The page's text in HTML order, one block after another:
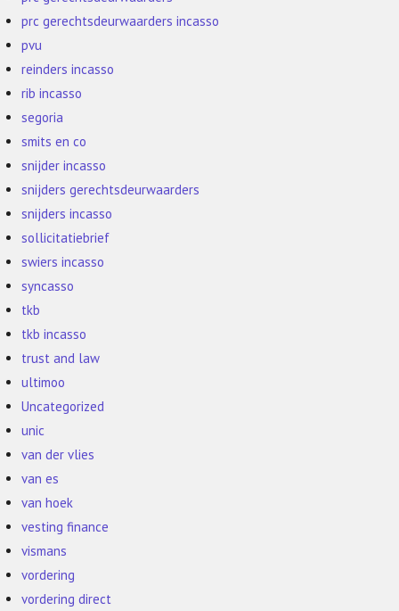
prc gerechtsdeurwaarders incasso
pvu
reinders incasso
rib incasso
segoria
smits en co
snijder incasso
snijders gerechtsdeurwaarders
snijders incasso
sollicitatiebrief
swiers incasso
syncasso
tkb
tkb incasso
trust and law
ultimoo
Uncategorized
unic
van der vlies
van es
van hoek
vesting finance
vismans
vordering
vordering direct